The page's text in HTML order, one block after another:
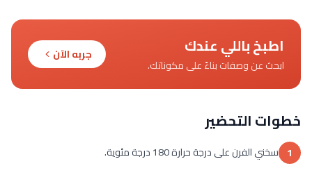
اطبخ باللي عندك
ابحث عن وصفات بناءً على مكوناتك.
جربه الآن
خطوات التحضير
1 سخني الفرن على درجة حرارة 180 درجة مئوية.